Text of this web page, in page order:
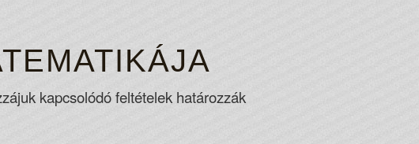
kapcsolódó feltételek határozzák